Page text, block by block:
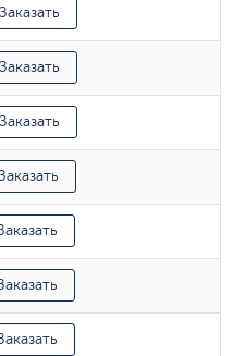
Заказать
Заказать
Заказать